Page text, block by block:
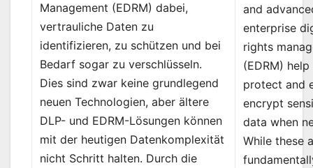
Management (EDRM) dabei,
vertrauliche Daten zu
identifizieren, zu schützen und bei
Bedarf sogar zu verschlüsseln.
Dies sind zwar keine grundlegend
neuen Technologien, aber ältere
DLP- und EDRM-Lösungen können
mit der heutigen Datenkomplexität
nicht Schritt halten. Durch die
and
enterprise
rights
(EDRM)
protect and
encrypt
data when
While these